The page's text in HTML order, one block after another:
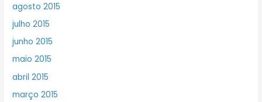
agosto 2015
julho 2015
junho 2015
maio 2015
abril 2015
março 2015